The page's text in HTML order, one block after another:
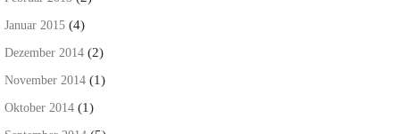
Januar 2015 (4)
Dezember 2014 (2)
November 2014 (1)
Oktober 2014 (1)